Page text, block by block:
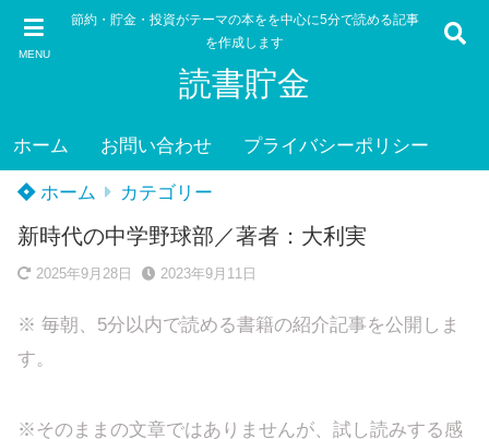
MENU
節約・貯金・投資がテーマの本をを中心に5分で読める記事
を作成します
読書貯金
ホーム お問い合わせ プライバシーポリシー
ホーム カテゴリー
新時代の中学野球部／著者：大利実
2025年9月28日 2023年9月11日
※ 毎朝、5分以内で読める書籍の紹介記事を公開しま
す。
※そのままの文章ではありませんが、試し読みする感